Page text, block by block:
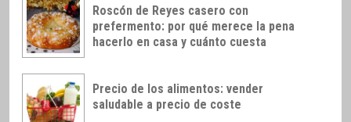
Roscón de Reyes casero con
prefermento: por qué merece la pena
hacerlo en casa y cuánto cuesta
Precio de los alimentos: vender
saludable a precio de coste